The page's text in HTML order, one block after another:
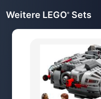
Weitere LEGO® Sets